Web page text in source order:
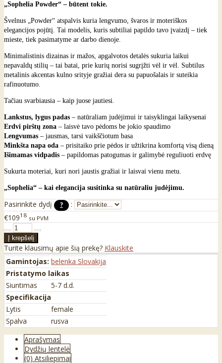
„Sophelia Powder“ – būtent tokie.
Švelnus „Powder“ atspalvis kuria lengvumo, švaros ir moteriškos
elegancijos pojūtį. Tai modelis, kuris subtiliai papildo tavo įvaizdį – tiek
mieste, tiek pasimatyme ar darbo dienoje.
Minimalistinis dizainas ir mažos, apgalvotos detalės sukuria laikui
nepavaldų stilių – tai batai, prie kurių norisi sugrįžti vėl ir vėl. Subtilus
metalinis akcentas kulno srityje gražiai dera su papuošalais ir suteikia
rafinuotumo.
Tačiau svarbiausia – kaip juose jautiesi.
Lankstus, lygus padas – natūraliam judėjimui ir taisyklingai laikysenai
Erdvi pirštų zona – laisvė tavo pėdoms be jokio spaudimo
Lengvumas – jausmas, tarsi vaikščiotum basa
Minkšta napa oda – prisitaiko prie pėdos ir užtikrina komfortą visą dieną
Išimamas vidpadis – papildomas patogumas ir galimybė reguliuoti erdvę
Sukurta moteriai, kuri nori jaustis gražiai ir laisvai vienu metu.
„Sophelia“ – kai elegancija susitinka su natūraliu judėjimu.
Pasirinkite dydį ?
:
€10918 su PVM
Turite klausimų apie šią prekę? Klauskite
Gamintojas: belenka Slovakija
Pristatymo laikas
Siuntimas
5-7 d.d.
Specifikacija
Lytis
female
Spalva
rusva
Aprašymas
Dydžių lentelė
(0) Atsiliepimai